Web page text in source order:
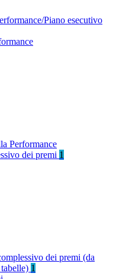
Piano esecutivo
Performance
dei premi 1
dei premi (da
1